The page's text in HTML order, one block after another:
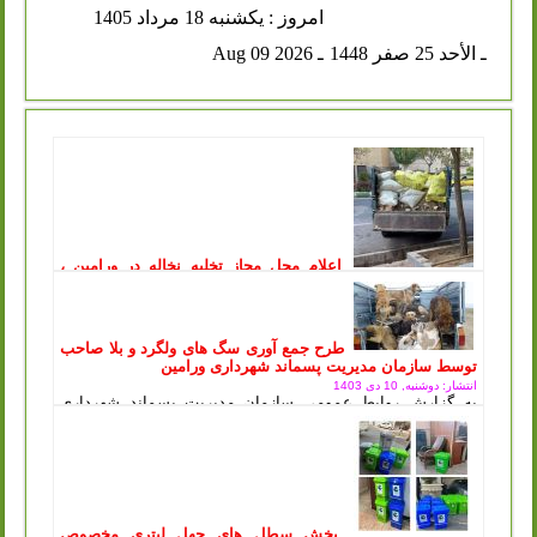
امروز : يكشنبه 18 مرداد 1405
ـ الأحد 25 صفر 1448
ـ Aug 09 2026
اعلام محل مجاز تخلیه نخاله در ورامین ،
توقیف خودروهای متخلف در پی آن
انتشار: یکشنبه, 11 مرداد 1405
سازمان مدیریت پسماند شهرداری ورامین طی اطلاعیه‌ای، محل
جدید و مجاز تخلیه پسماندهای عمرانی و ساختمانی را اعلام کرد
و هشدار داد که...ادامه مطلب ..
طرح جمع آوری سگ های ولگرد و بلا صاحب
توسط سازمان مدیریت پسماند شهرداری ورامین
انتشار: دوشنبه, 10 دی 1403
به گزارش روابط عمومی سازمان مدیریت پسماند شهرداری
ورامین ، طرح جمع آوری سگ های ولگرد و بلاصاحب توسط
سازمان مدیریت پسماند شهرداری ورامین...
پخش سطل های چهل لیتری مخصوص